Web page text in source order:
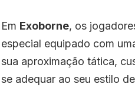
Em Exoborne, os
especial equipado com
sua aproximação tática,
se adequar ao seu estilo